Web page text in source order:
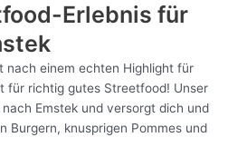
Erlebnis für
nach einem echten Highlight für
für richtig gutes Streetfood! Unser
Emstek und versorgt dich und
Burgern, knusprigen Pommes und